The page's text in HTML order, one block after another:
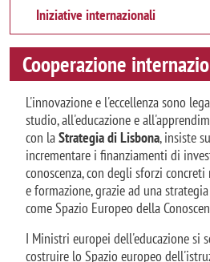
Iniziative internazionali
Cooperazione
L'innovazione e l'eccellenza sono
studio, all'educazione e
con laStrategia di Lisbona, insiste
incrementare i finanziamenti di
conoscenza, con degli sforzi
e formazione, grazie ad una
come Spazio Europeo della
I Ministri europei dell'educazione si
costruire lo Spazio europeo